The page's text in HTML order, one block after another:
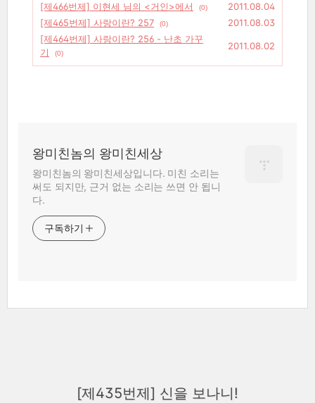
[제466번제] 이현세 님의 <거인>에서
(0)
2011.08.04
[제465번제] 사랑이란? 257
(0)
2011.08.03
[제464번제] 사랑이란? 256 - 난초 가꾸
기
(0)
2011.08.02
왕미친놈의 왕미친세상
왕미친놈의 왕미친세상입니다. 미친 소리는
써도 되지만, 근거 없는 소리는 쓰면 안 됩니
다.
구독하기
[제435번제] 신을 보나니!